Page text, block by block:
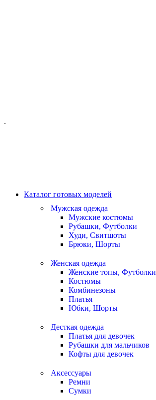
.
Каталог готовых моделей
Мужская одежда
Мужские костюмы
Рубашки, Футболки
Худи, Свитшоты
Брюки, Шорты
Женская одежда
Женские топы, Футболки
Костюмы
Комбинезоны
Платья
Юбки, Шорты
Десткая одежда
Платья для девочек
Рубашки для мальчиков
Кофты для девочек
Аксессуары
Ремни
Сумки